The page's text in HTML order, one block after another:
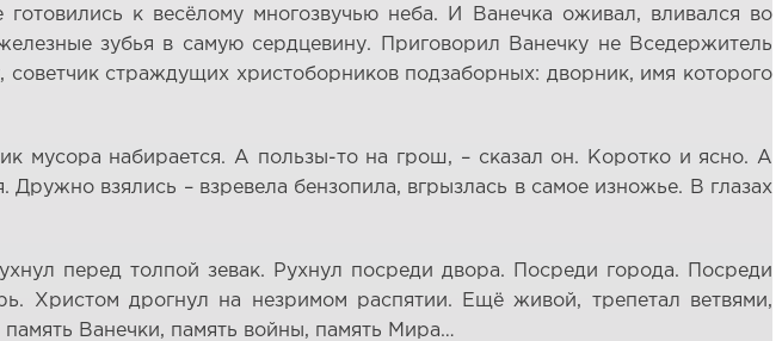
к весёлому многозвучью неба. И Ванечка оживал, вливался во
зубья в самую сердцевину. Приговорил Ванечку не Вседержитель
страждущих христоборников подзаборных: дворник, имя которого
мусора набирается. А пользы-то на грош, – сказал он. Коротко и ясно. А
взялись – взревела бензопила, вгрызлась в самое изножье. В глазах
перед толпой зевак. Рухнул посреди двора. Посреди города. Посреди
Христом дрогнул на незримом распятии. Ещё живой, трепетал ветвями,
Ванечки, память войны, память Мира…